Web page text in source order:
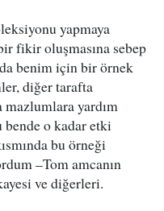
yapmaya
fikir oluşmasına sebep
benim için bir örnek
diğer tarafta
mazlumlara yardım
o kadar etki
bu örneği
–Tom amcanın
ve diğerleri.